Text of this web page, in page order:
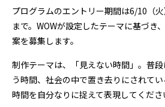
プログラムのエントリー期間は6/10（
まで。WOWが設定したテーマに基づき
案を募集します。
制作テーマは、「見えない時間」。普
う時間、社会の中で置き去りにされて
時間を自分なりに捉えて表現してくださ